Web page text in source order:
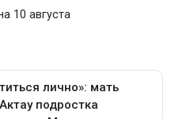
10 августа